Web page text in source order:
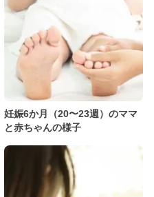
妊娠6か月（20〜23週）のママ
と赤ちゃんの様子